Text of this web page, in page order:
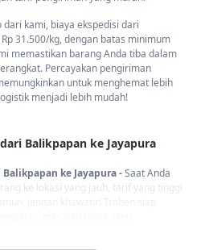
kami, biaya ekspedisi dari
31.500/kg, dengan batas minimum
memastikan barang Anda tiba dalam
Percayakan pengiriman
untuk menghemat lebih
menjadi lebih mudah!
Balikpapan ke Jayapura
ke Jayapura -Saat Anda
ke lokasi yang jauh, tarif yang tinggi